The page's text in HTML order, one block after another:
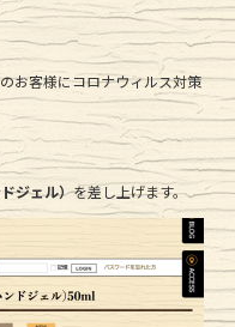
お客様にコロナウィルス対策
ジェル）を差し上げます。